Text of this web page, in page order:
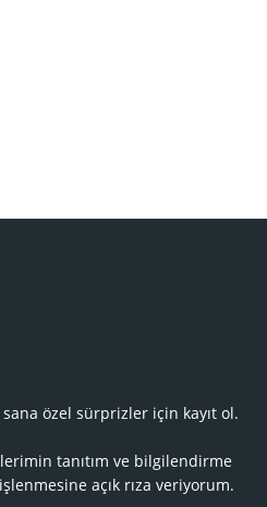
özel sürprizler için kayıt ol.
tanıtım ve bilgilendirme
açık rıza veriyorum.